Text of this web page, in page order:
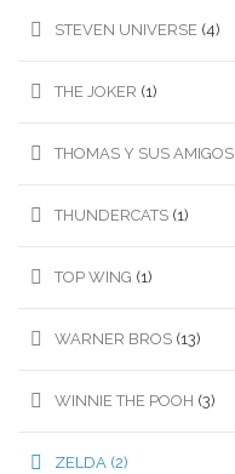
STEVEN UNIVERSE (4)
THE JOKER (1)
THOMAS Y SUS AMIGOS
THUNDERCATS (1)
TOP WING (1)
WARNER BROS (13)
WINNIE THE POOH (3)
ZELDA (2)